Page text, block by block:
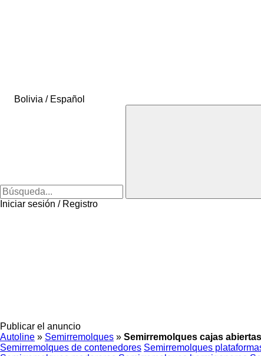
Bolivia / Español
Iniciar sesión / Registro
Publicar el anuncio
Autoline » Semirremolques » Semirremolques cajas abiertas
Semirremolques de contenedores Semirremolques